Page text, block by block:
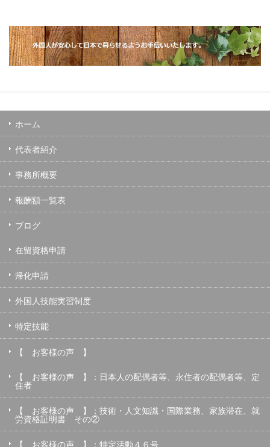
ホーム
代表者紹介
事務所概要
報酬額一覧表
ブログ
在留資格申請
帰化申請
外国人技能実習制度
特定技能
【 お客様の声 】
【 お客様の声 】：日本人の配偶者等、永住者の配偶者等、定
住者
【 お客様の声 】：技術・人文知識・国際業務、家族滞在、就
労資格証明書 その②
【 お客様の声 】：特定活動４６号